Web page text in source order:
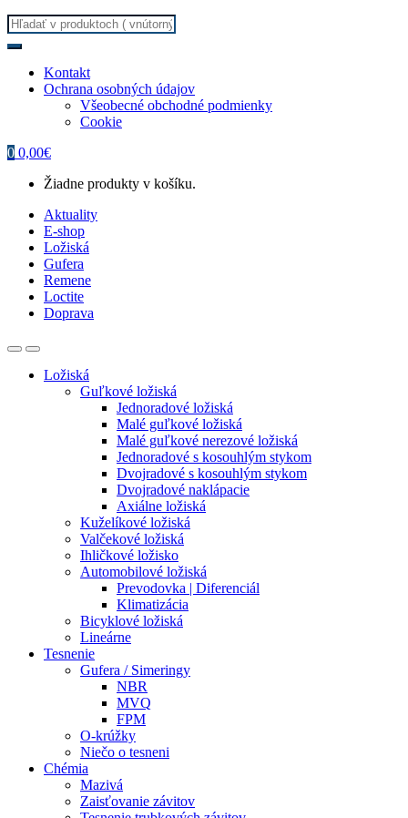
Search
for:
Kontakt
Ochrana osobných údajov
Všeobecné obchodné podmienky
Cookie
0 0,00€
Žiadne produkty v košíku.
Aktuality
E-shop
Ložiská
Gufera
Remene
Loctite
Doprava
Ložiská
Guľkové ložiská
Jednoradové ložiská
Malé guľkové ložiská
Malé guľkové nerezové ložiská
Jednoradové s kosouhlým stykom
Dvojradové s kosouhlým stykom
Dvojradové naklápacie
Axiálne ložiská
Kuželíkové ložiská
Valčekové ložiská
Ihličkové ložisko
Automobilové ložiská
Prevodovka | Diferenciál
Klimatizácia
Bicyklové ložiská
Lineárne
Tesnenie
Gufera / Simeringy
NBR
MVQ
FPM
O-krúžky
Niečo o tesneni
Chémia
Mazivá
Zaisťovanie závitov